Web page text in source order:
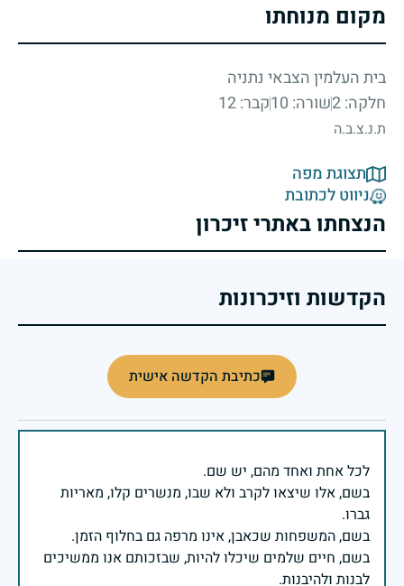
מקום מנוחתו
בית העלמין הצבאי נתניה
חלקה: 2
שורה: 10 קבר: 12
ת.נ.צ.ב.ה
תצוגת מפה
ניווט לכתובת
הנצחתו באתרי זיכרון
הקדשות וזיכרונות
כתיבת הקדשה אישית
בשם, אלו שיצאו לקרב ולא שבו, מנשרים קלו, מאריות
בשם, חיים שלמים שיכלו להיות, שבזכותם אנו ממשיכים